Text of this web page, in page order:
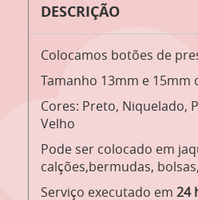
DESCRIÇÃO
Colocamos botões de
Tamanho 13mm e 15mm
Cores: Preto, Niquelado,
Velho
Pode ser colocado em
calções,bermudas,
Serviço executado em 24